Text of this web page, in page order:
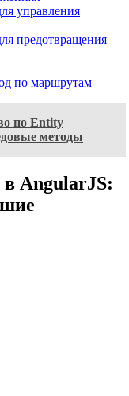
управления
предотвращения
по маршрутам
по Entity
методы
AngularJS: